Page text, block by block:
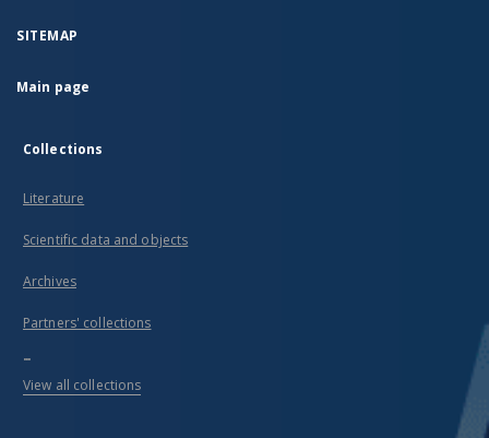
SITEMAP
Main page
Collections
Literature
Scientific data and objects
Archives
Partners' collections
...
View all collections